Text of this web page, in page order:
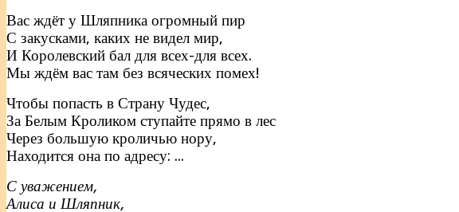
Вас ждёт у Шляпника огромный пир
С закусками, каких не видел мир,
И Королевский бал для всех-для всех.
Мы ждём вас там без всяческих помех!
Чтобы попасть в Страну Чудес,
За Белым Кроликом ступайте прямо в лес
Через большую кроличью нору,
Находится она по адресу: ...
С уважением,
Алиса и Шляпник,